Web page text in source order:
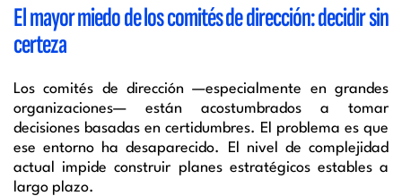
El mayor miedo de los comités de dirección: decidir sin
certeza
Los comités de dirección —especialmente en grandes
organizaciones— están acostumbrados a tomar
decisiones basadas en certidumbres. El problema es que
ese entorno ha desaparecido. El nivel de complejidad
actual impide construir planes estratégicos estables a
largo plazo.